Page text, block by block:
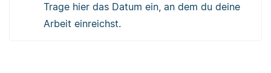
Trage hier das Datum ein, an dem du deine
Arbeit einreichst.